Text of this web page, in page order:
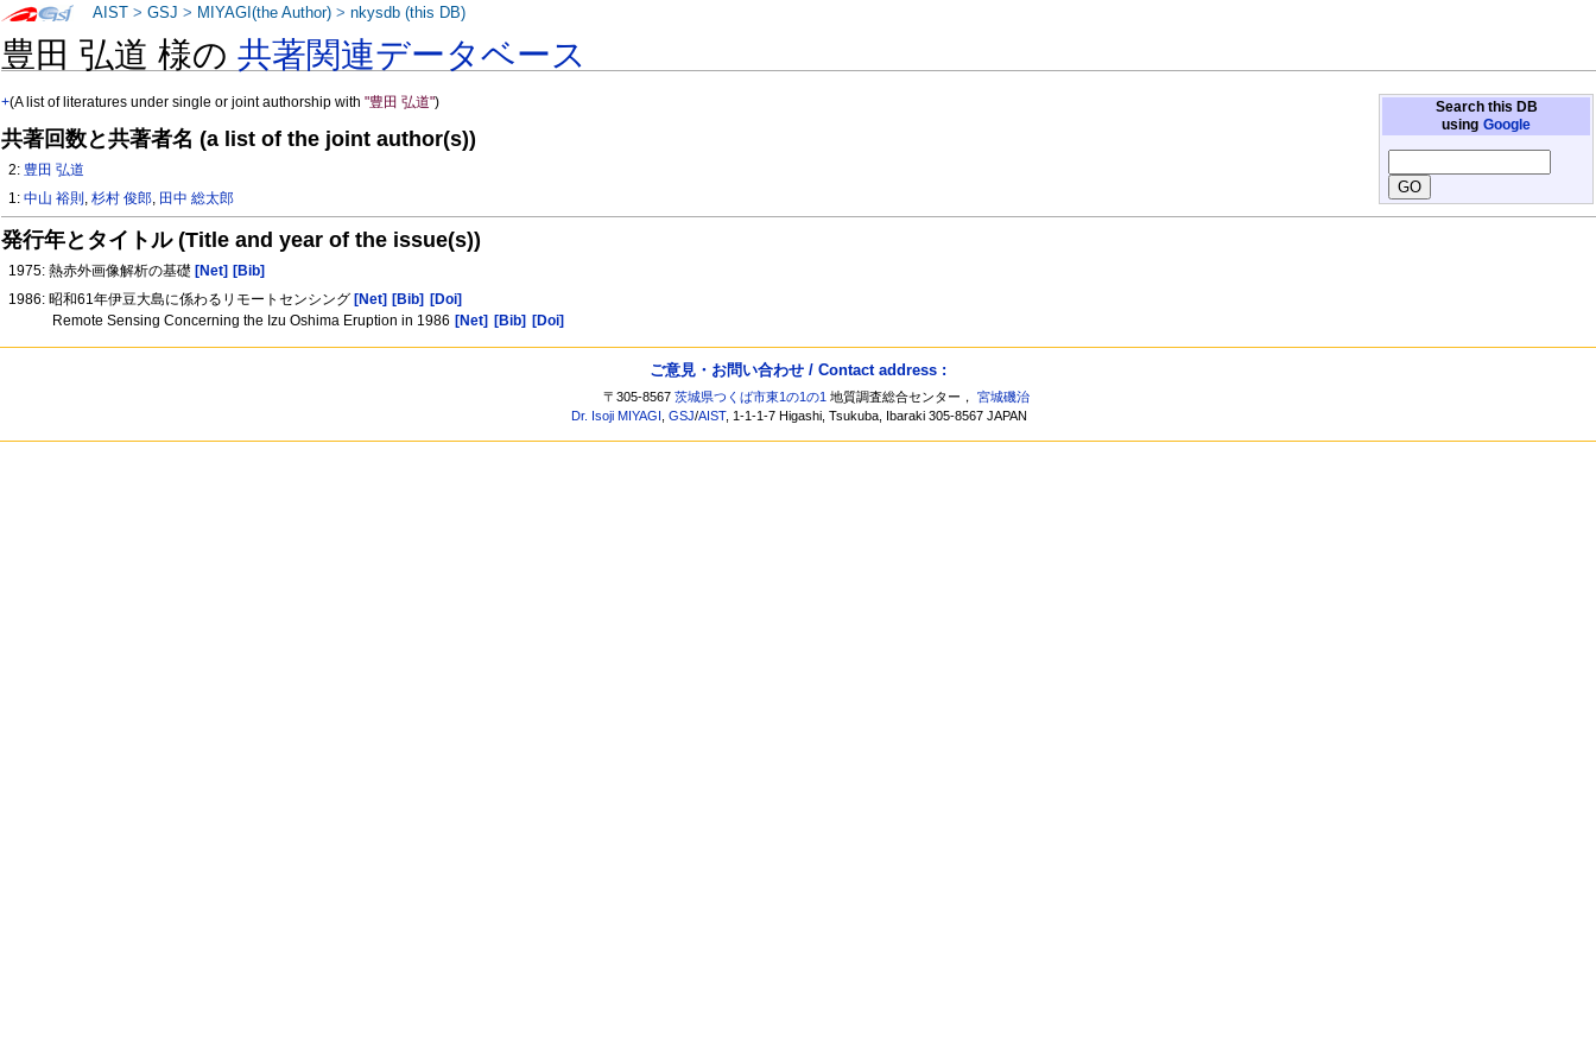
豊田 弘道 様の共著関連データベース
Search this DB
using Google
+(A list of literatures under single or joint authorship with"豊田 弘道")
共著回数と共著者名 (a list of the joint author(s))
2: 豊田 弘道
1:中山 裕則 ,杉村 俊郎, 田中 総太郎
発行年とタイトル (Title and year of the issue(s))
1975: 熱赤外画像解析の基礎 [Net] [Bib]
1986: 昭和61年伊豆大島に係わるリモートセンシング [Net] [Bib]
[Doi]
Remote Sensing Concerning the Izu Oshima Eruption in 1986 [Net] [Bib] [Doi]
AIST >GSJ > MIYAGI(the Author) >nkysdb (this DB)
ご意見・お問い合わせ / Contact address :
〒305-8567茨城県つくば市東1の1の1 地質調査総合センター，宮城磯治
Dr. Isoji MIYAGI ,GSJ/AIST, 1-1-1-7 Higashi, Tsukuba, Ibaraki 305-8567 JAPAN